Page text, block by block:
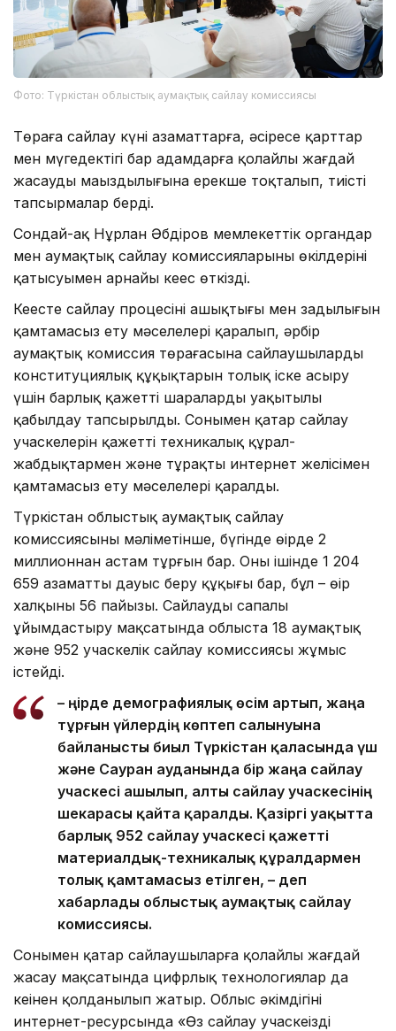
Фото: Түркістан облыстық аумақтық сайлау комиссиясы
Төраға сайлау күні азаматтарға, әсіресе қарттар
мен мүгедектігі бар адамдарға қолайлы жағдай
жасаудың маңыздылығына ерекше тоқталып, тиісті
тапсырмалар берді.
Сондай-ақ Нұрлан Әбдіров мемлекеттік органдар
мен аумақтық сайлау комиссияларының өкілдерінің
қатысуымен арнайы кеңес өткізді.
Кеңесте сайлау процесінің ашықтығы мен заңдылығын
қамтамасыз ету мәселелері қаралып, әрбір
аумақтық комиссия төрағасына сайлаушылардың
конституциялық құқықтарын толық іске асыру
үшін барлық қажетті шараларды уақытылы
қабылдау тапсырылды. Сонымен қатар сайлау
учаскелерін қажетті техникалық құрал-
жабдықтармен және тұрақты интернет желісімен
қамтамасыз ету мәселелері қаралды.
Түркістан облыстық аумақтық сайлау
комиссиясының мәліметінше, бүгінде өңірде 2
миллионнан астам тұрғын бар. Оның ішінде 1 204
659 азаматтың дауыс беру құқығы бар, бұл – өңір
халқының 56 пайызы. Сайлауды сапалы
ұйымдастыру мақсатында облыста 18 аумақтық
және 952 учаскелік сайлау комиссиясы жұмыс
істейді.
– Өңірде демографиялық өсім артып, жаңа
тұрғын үйлердің көптеп салынуына
байланысты биыл Түркістан қаласында үш
және Сауран ауданында бір жаңа сайлау
учаскесі ашылып, алты сайлау учаскесінің
шекарасы қайта қаралды. Қазіргі уақытта
барлық 952 сайлау учаскесі қажетті
материалдық-техникалық құралдармен
толық қамтамасыз етілген, – деп
хабарлады облыстық аумақтық сайлау
комиссиясы.
Сонымен қатар сайлаушыларға қолайлы жағдай
жасау мақсатында цифрлық технологиялар да
кеңінен қолданылып жатыр. Облыс әкімдігінің
интернет-ресурсында «Өз сайлау учаскеңізді